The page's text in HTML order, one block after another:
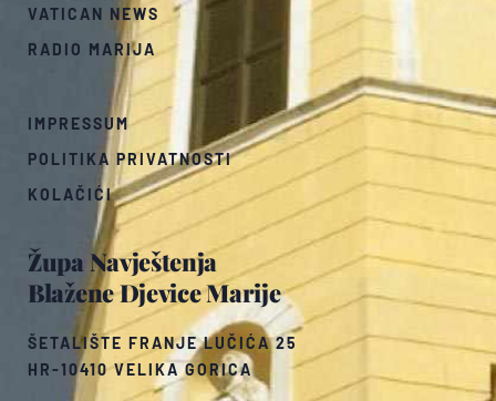
Župa Navještenja
Blažene Djevice Marije
ŠETALIŠTE FRANJE LUČIĆA 25
HR-10410 VELIKA GORICA
VATICAN NEWS
RADIO MARIJA
IMPRESSUM
POLITIKA PRIVATNOSTI
KOLAČIĆI